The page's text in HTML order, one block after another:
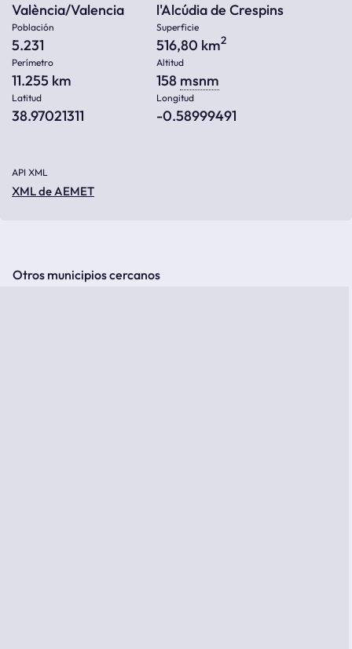
València/Valencia l'Alcúdia de Crespins
Población
5.231
Superficie
516,80 km2
Perímetro
11.255 km
Altitud
158 msnm
Latitud
38.97021311
Longitud
-0.58999491
API XML
XML de AEMET
Otros municipios cercanos